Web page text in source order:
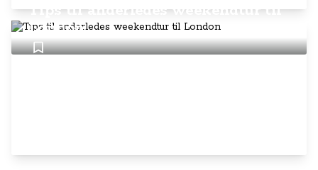
Tips til anderledes weekendtur til
London